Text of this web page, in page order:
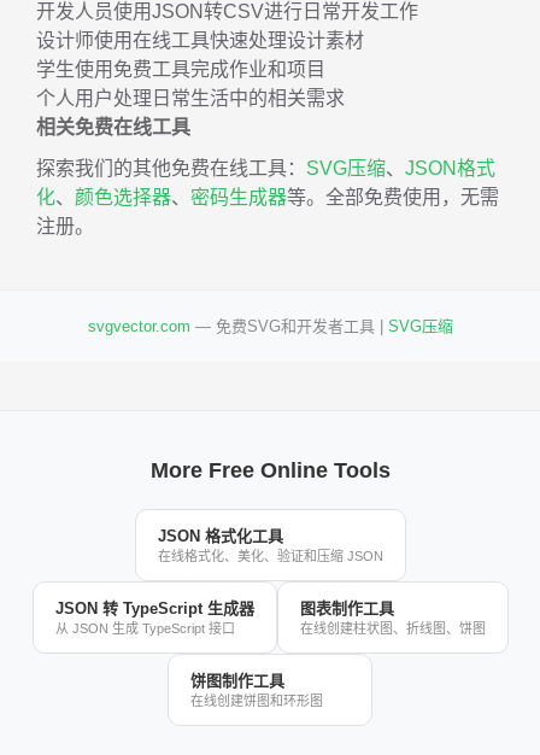
开发人员使用JSON转CSV进行日常开发工作
设计师使用在线工具快速处理设计素材
学生使用免费工具完成作业和项目
个人用户处理日常生活中的相关需求
相关免费在线工具
探索我们的其他免费在线工具： SVG压缩、 JSON格式
化、 颜色选择器、 密码生成器等。全部免费使用，无需
注册。
svgvector.com — 免费SVG和开发者工具 | SVG压缩
More Free Online Tools
JSON 格式化工具
在线格式化、美化、验证和压缩 JSON
JSON 转 TypeScript 生成器
从 JSON 生成 TypeScript 接口
图表制作工具
在线创建柱状图、折线图、饼图
饼图制作工具
在线创建饼图和环形图